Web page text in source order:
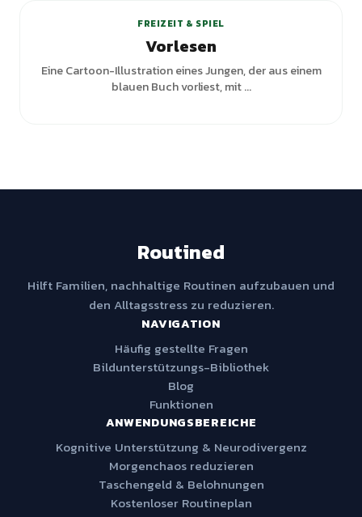
FREIZEIT & SPIEL
Vorlesen
Eine Cartoon-Illustration eines Jungen, der aus einem
blauen Buch vorliest, mit ...
Routined
Hilft Familien, nachhaltige Routinen aufzubauen und
den Alltagsstress zu reduzieren.
NAVIGATION
Häufig gestellte Fragen
Bildunterstützungs-Bibliothek
Blog
Funktionen
ANWENDUNGSBEREICHE
Kognitive Unterstützung & Neurodivergenz
Morgenchaos reduzieren
Taschengeld & Belohnungen
Kostenloser Routineplan